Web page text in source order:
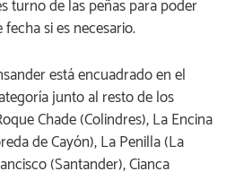
turno de las peñas para poder
si es necesario.
está encuadrado en el
junto al resto de los
Chade (Colindres), La Encina
de Cayón), La Penilla (La
(Santander), Cianca